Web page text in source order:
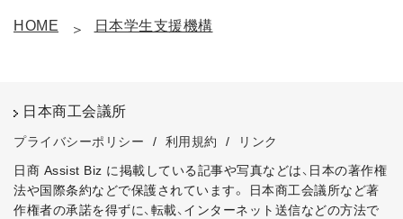
HOME 日本学生支援機構
日本商工会議所
プライバシーポリシー / 利用規約 /
リンク
日商 Assist Biz に掲載している記事や写真などは、日本の著作権
法や国際条約などで保護されています。
日本商工会議所など著
作権者の承諾を得ずに、転載、インターネット送信などの方法で